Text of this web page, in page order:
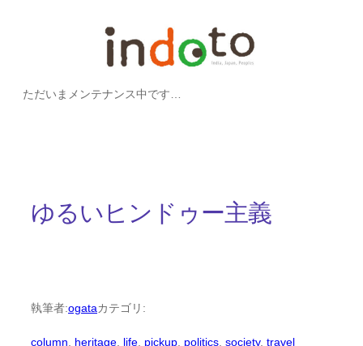
ただいまメンテナンス中です…
ゆるいヒンドゥー主義
執筆者:ogataカテゴリ:
column, heritage, life, pickup, politics, society, travel